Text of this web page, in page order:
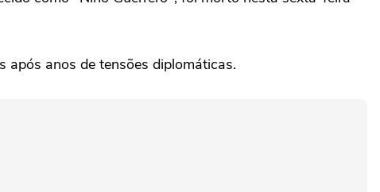
após anos de tensões diplomáticas.